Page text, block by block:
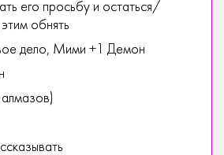
его просьбу и остаться/
обнять
дело, Мими +1 Демон
алмазов)